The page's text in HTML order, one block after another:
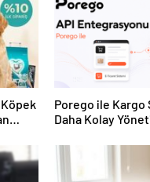
Porego ile Kargo
Daha Kolay